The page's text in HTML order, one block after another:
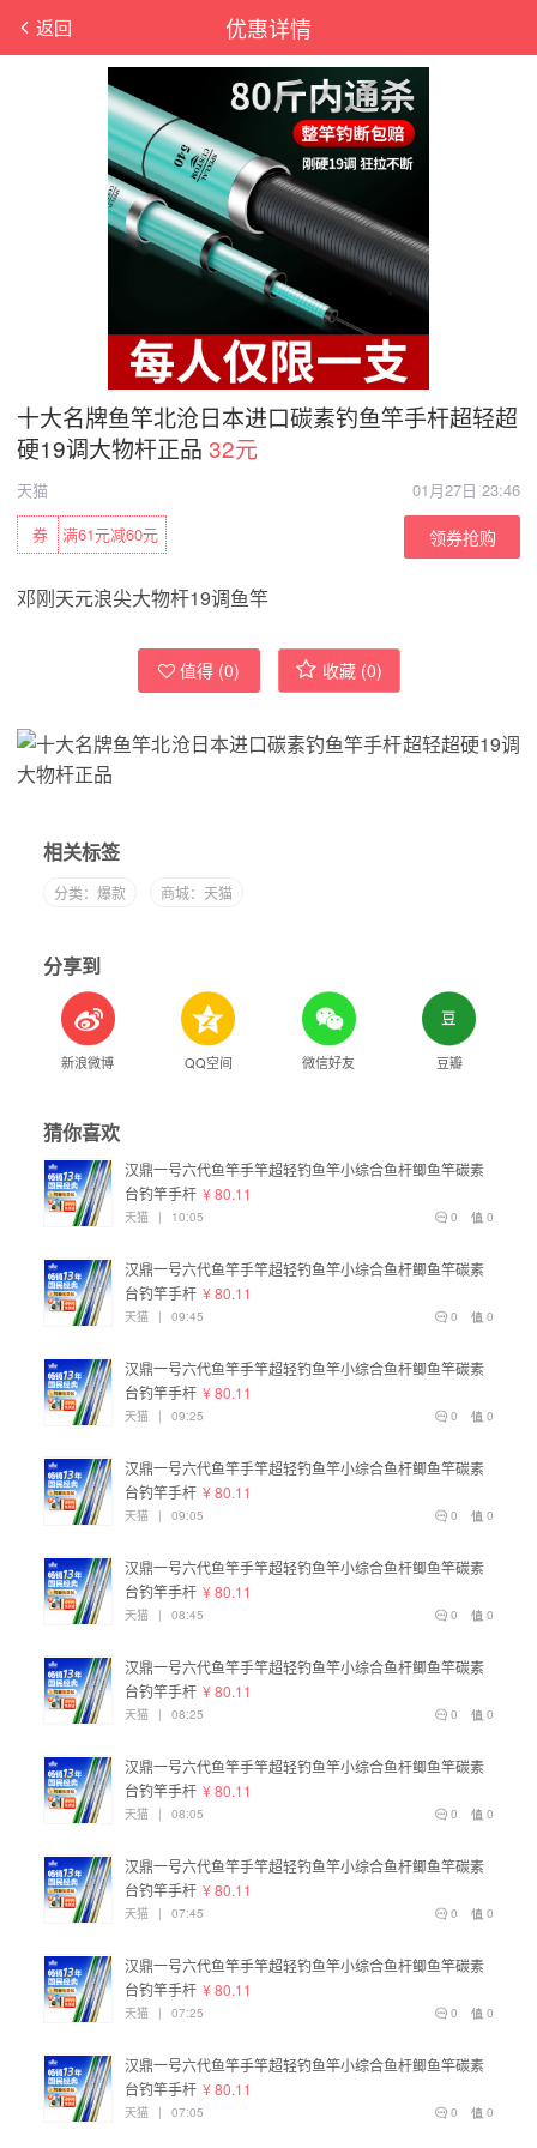
优惠详情
返回
十大名牌鱼竿北沧日本进口碳素钓鱼竿手杆超轻超
硬19调大物杆正品 32元
天猫
01月27日 23:46
满61元减60元
券 领券抢购
邓刚天元浪尖大物杆19调鱼竿
值得 (0) 收藏 (0)
相关标签
分类：爆款 商城：天猫
分享到
新浪微博 QQ空间 微信好友 豆瓣
猜你喜欢
汉鼎一号六代鱼竿手竿超轻钓鱼竿小综合鱼杆鲫鱼竿碳素
台钓竿手杆 ¥ 80.11
0
0
天猫 | 10:05
汉鼎一号六代鱼竿手竿超轻钓鱼竿小综合鱼杆鲫鱼竿碳素
台钓竿手杆 ¥ 80.11
0
0
天猫 | 09:45
汉鼎一号六代鱼竿手竿超轻钓鱼竿小综合鱼杆鲫鱼竿碳素
台钓竿手杆 ¥ 80.11
0
0
天猫 | 09:25
汉鼎一号六代鱼竿手竿超轻钓鱼竿小综合鱼杆鲫鱼竿碳素
台钓竿手杆 ¥ 80.11
0
0
天猫 | 09:05
汉鼎一号六代鱼竿手竿超轻钓鱼竿小综合鱼杆鲫鱼竿碳素
台钓竿手杆 ¥ 80.11
0
0
天猫 | 08:45
汉鼎一号六代鱼竿手竿超轻钓鱼竿小综合鱼杆鲫鱼竿碳素
台钓竿手杆 ¥ 80.11
0
0
天猫 | 08:25
汉鼎一号六代鱼竿手竿超轻钓鱼竿小综合鱼杆鲫鱼竿碳素
台钓竿手杆 ¥ 80.11
0
0
天猫 | 08:05
汉鼎一号六代鱼竿手竿超轻钓鱼竿小综合鱼杆鲫鱼竿碳素
台钓竿手杆 ¥ 80.11
0
0
天猫 | 07:45
汉鼎一号六代鱼竿手竿超轻钓鱼竿小综合鱼杆鲫鱼竿碳素
台钓竿手杆 ¥ 80.11
0
0
天猫 | 07:25
汉鼎一号六代鱼竿手竿超轻钓鱼竿小综合鱼杆鲫鱼竿碳素
台钓竿手杆 ¥ 80.11
0
0
天猫 | 07:05